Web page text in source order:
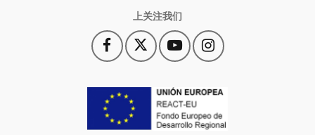
上关注我们
Facebook
此
链
会
打
开
此
链
YouTube
此
链
会
打
开
Instagram
此
链
会
开